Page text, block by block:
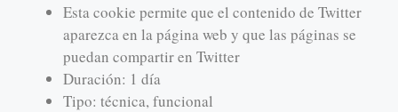
Esta cookie permite que el contenido de Twitter
aparezca en la página web y que las páginas se
puedan compartir en Twitter
Duración: 1 día
Tipo: técnica, funcional